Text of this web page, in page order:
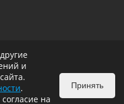
и
.
на
Принять